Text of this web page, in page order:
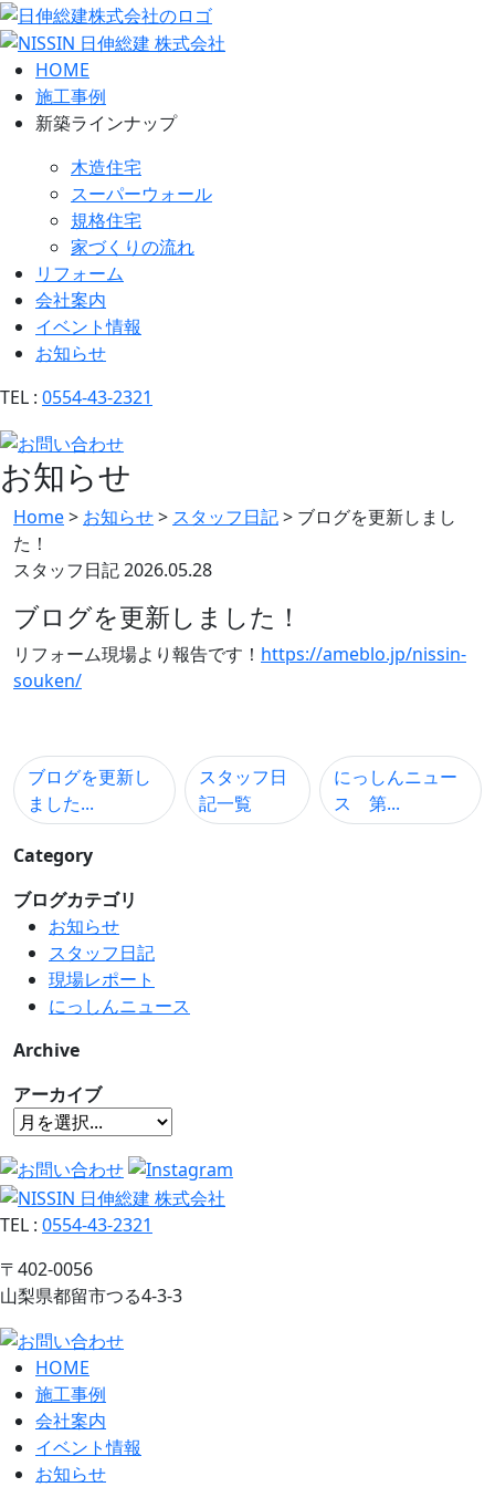
HOME
施工事例
新築ラインナップ
木造住宅
スーパーウォール
規格住宅
家づくりの流れ
リフォーム
会社案内
イベント情報
お知らせ
TEL : 0554-43-2321
お知らせ
Home> お知らせ> スタッフ日記> ブログを更新しまし
た！
スタッフ日記2026.05.28
ブログを更新しました！
リフォーム現場より報告です！ https://ameblo.jp/nissin-
souken/
ブログを更新し
ました...
スタッフ日
記一覧
にっしんニュー
ス 第...
Category
ブログカテゴリ
お知らせ
スタッフ日記
現場レポート
にっしんニュース
Archive
アーカイブ
TEL : 0554-43-2321
〒402-0056
山梨県都留市つる4-3-3
HOME
施工事例
会社案内
イベント情報
お知らせ